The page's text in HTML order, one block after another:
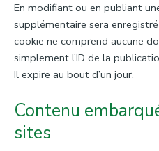
En modifiant ou en publiant
supplémentaire sera
cookie ne comprend aucune
simplement l’ID de la
Il expire au bout d’un jour.
Contenu
sites